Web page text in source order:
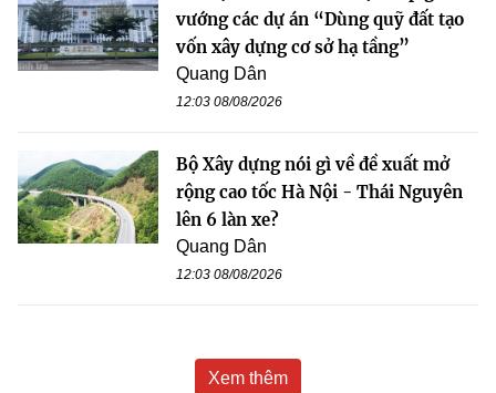
vướng các dự án “Dùng quỹ đất tạo
vốn xây dựng cơ sở hạ tầng”
Quang Dân
12:03 08/08/2026
Bộ Xây dựng nói gì về đề xuất mở
rộng cao tốc Hà Nội - Thái Nguyên
lên 6 làn xe?
Quang Dân
12:03 08/08/2026
Xem thêm